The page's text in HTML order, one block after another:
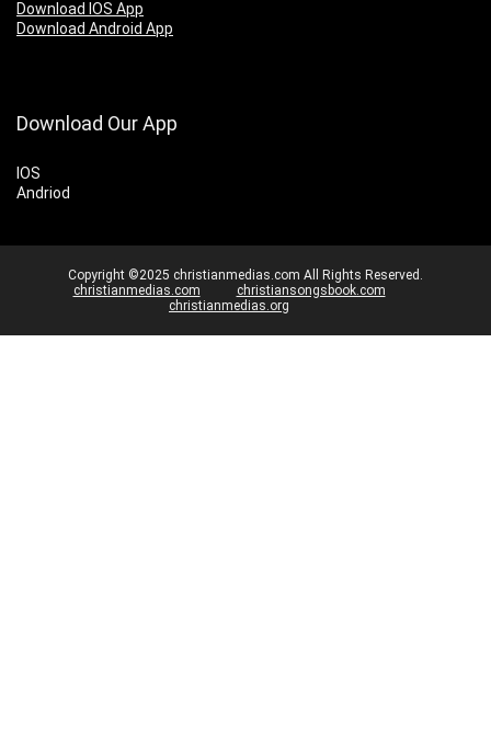
Download IOS App
Download Android App
Download Our App
IOS
Andriod
Copyright ©2025 christianmedias.com All Rights Reserved.
christianmedias.com
christiansongsbook.com
christianmedias.org